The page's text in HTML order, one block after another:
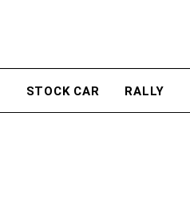
STOCK CAR RALLY